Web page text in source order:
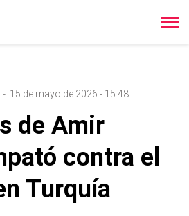
- 15 de mayo de 2026 - 15:48
de Amir
contra el
Turquía